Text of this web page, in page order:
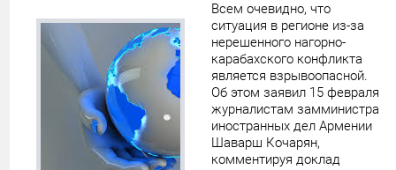
Всем очевидно, что
ситуация в регионе из-за
нерешенного нагорно-
карабахского конфликта
является взрывоопасной.
Об этом заявил 15 февраля
журналистам замминистра
иностранных дел Армении
Шаварш Кочарян,
комментируя доклад